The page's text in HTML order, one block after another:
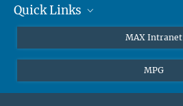
Attosekundenphysik
Quick Links
Kontakt
MAX Intranet
MPG